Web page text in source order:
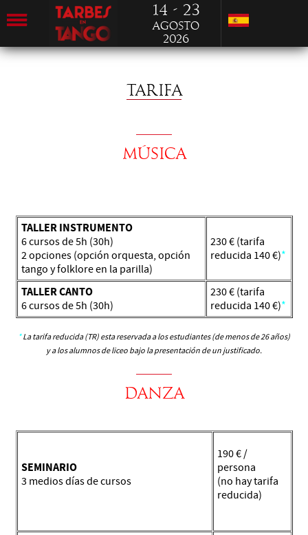
14 - 23
Agosto
2026
TARIFA
MÚSICA
TALLER INSTRUMENTO
6 cursos de 5h (30h)
2 opciones (opción orquesta, opción
tango y folklore en la parilla)
230 € (tarifa
reducida 140 €)*
TALLER CANTO
6 cursos de 5h (30h)
230 € (tarifa
reducida 140 €)*
*La tarifa reducida (TR) esta reservada a los estudiantes (de menos de 26 años)
y a los alumnos de liceo bajo la presentación de un justificado.
DANZA
SEMINARIO
3 medios días de cursos
190 € /
persona
(no hay tarifa
reducida)